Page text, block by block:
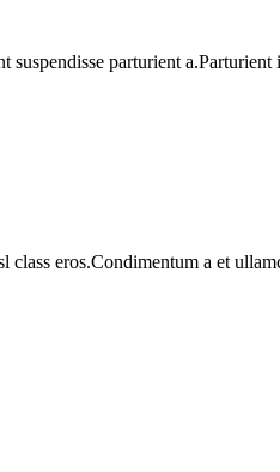
parturient
eros.Condimentum a et